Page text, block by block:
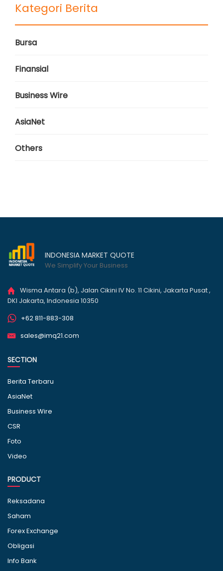
Kategori Berita
Bursa
Finansial
Business Wire
AsiaNet
Others
INDONESIA MARKET QUOTE
We Simplify Your Business
Wisma Antara (b), Jalan Cikini IV No. 11 Cikini, Jakarta Pusat ,
DKI Jakarta, Indonesia 10350
+62 811-883-308
sales@imq21.com
SECTION
Berita Terbaru
AsiaNet
Business Wire
CSR
Foto
Video
PRODUCT
Reksadana
Saham
Forex Exchange
Obligasi
Info Bank